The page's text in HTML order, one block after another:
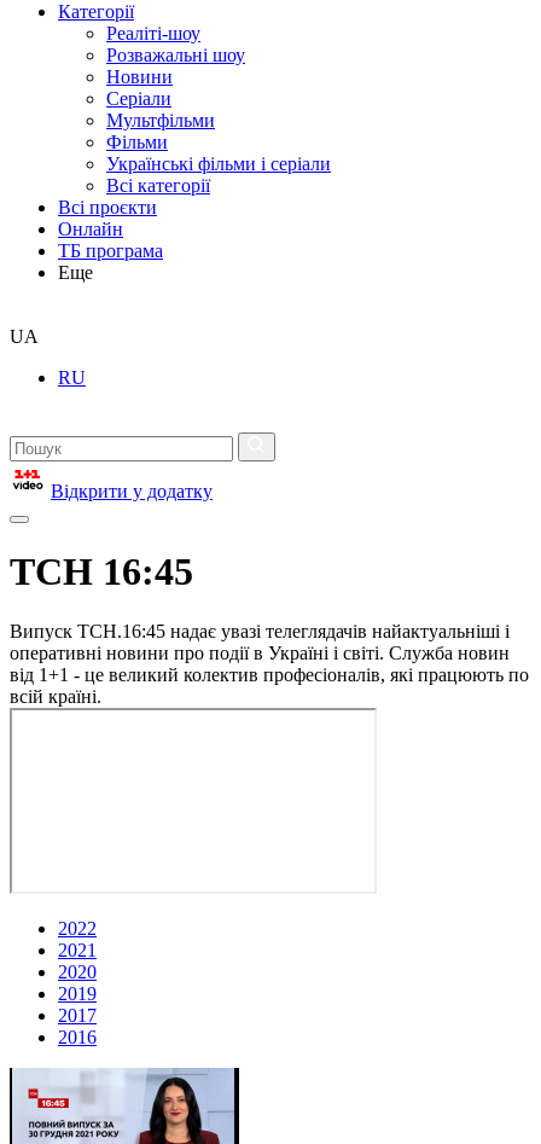
Категорії
Реаліті-шоу
Розважальні шоу
Новини
Серіали
Мультфільми
Фільми
Українські фільми і серіали
Всі категорії
Всі проєкти
Онлайн
ТБ програма
Еще
UA
RU
Відкрити у додатку
ТСН 16:45
Випуск ТСН.16:45 надає увазі телеглядачів найактуальніші і
оперативні новини про події в Україні і світі. Служба новин
від 1+1 - це великий колектив професіоналів, які працюють по
всій країні.
2022
2021
2020
2019
2017
2016